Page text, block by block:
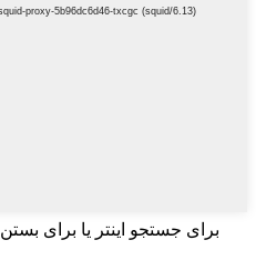
برای جستجو اینتر یا برای بستن